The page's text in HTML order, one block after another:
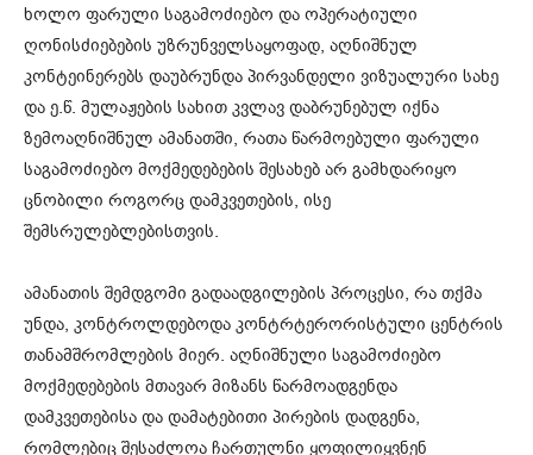
ხოლო ფარული საგამოძიებო და ოპერატიული
ღონისძიებების უზრუნველსაყოფად, აღნიშნულ
კონტეინერებს დაუბრუნდა პირვანდელი ვიზუალური სახე
და ე.წ. მულაჟების სახით კვლავ დაბრუნებულ იქნა
ზემოაღნიშნულ ამანათში, რათა წარმოებული ფარული
საგამოძიებო მოქმედებების შესახებ არ გამხდარიყო
ცნობილი როგორც დამკვეთების, ისე
შემსრულებლებისთვის.
ამანათის შემდგომი გადაადგილების პროცესი, რა თქმა
უნდა, კონტროლდებოდა კონტრტერორისტული ცენტრის
თანამშრომლების მიერ. აღნიშნული საგამოძიებო
მოქმედებების მთავარ მიზანს წარმოადგენდა
დამკვეთებისა და დამატებითი პირების დადგენა,
რომლებიც შესაძლოა ჩართულნი ყოფილიყვნენ